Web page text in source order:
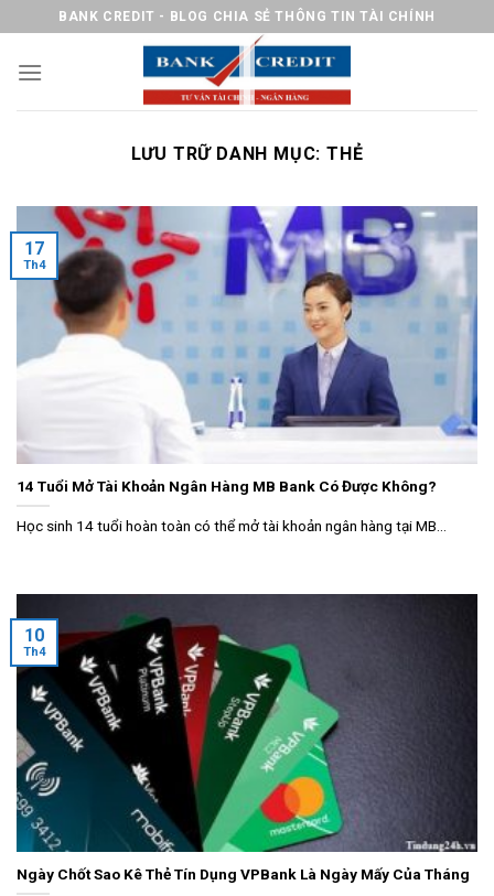
nội
BANK CREDIT - BLOG CHIA SẺ THÔNG TIN TÀI CHÍNH
LƯU TRỮ DANH MỤC: THẺ
14 Tuổi Mở Tài Khoản Ngân Hàng MB Bank Có Được Không?
Học sinh 14 tuổi hoàn toàn có thể mở tài khoản ngân hàng tại MB...
17
Th4
Ngày Chốt Sao Kê Thẻ Tín Dụng VPBank Là Ngày Mấy Của Tháng
10
Th4